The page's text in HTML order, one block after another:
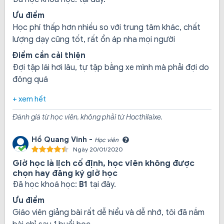
1.200 học viên/ năm. Tỷ lệ học viên đậu sát hạch: 90%
(thống kê của Phòng Quản lý sát hạch và cấp giấy phép
lái xe, Sở Giao thông vận tải thành phố Hồ Chí Minh).
Ưu điểm
Học phí thấp hơn nhiều so với trung tâm khác, chất
lượng dạy cũng tốt, rất ổn áp nha mọi người
Điểm cần cải thiện
Đợi tập lái hơi lâu, tự tập bằng xe mình mà phải đợi do
đông quá
+ xem hết
Đánh giá từ học viên, không phải từ Hocthilaixe.
Hồ Quang Vinh - Học viên
Ngày 20/01/2020
Giờ học là lịch cố định, học viên không được
chọn hay đăng ký giờ học
Đã học khoá học: B1 tại đây.
Ưu điểm
Giáo viên giảng bài rất dễ hiểu và dễ nhớ, tôi đã nắm